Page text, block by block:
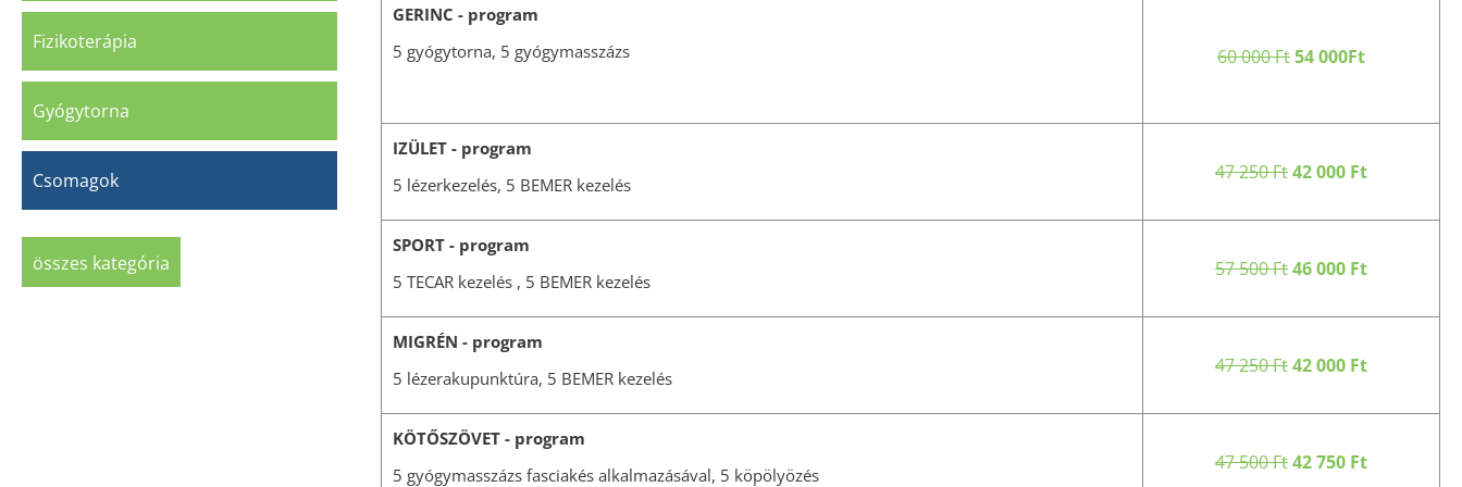
Fizikoterápia
Gyógytorna
Csomagok
összes kategória
GERINC - program
5 gyógytorna, 5 gyógymasszázs
60 000 Ft54 000Ft
IZÜLET - program
5 lézerkezelés, 5 BEMER kezelés
47 250 Ft42 000 Ft
SPORT - program
5 TECAR kezelés , 5 BEMER kezelés
57 500 Ft46 000 Ft
MIGRÉN - program
5 lézerakupunktúra, 5 BEMER kezelés
47 250 Ft42 000 Ft
KÖTŐSZÖVET - program
5 gyógymasszázs fasciakés alkalmazásával, 5 köpölyözés
47 500 Ft42 750 Ft